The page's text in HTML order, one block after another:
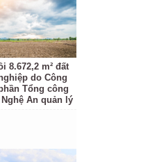
8.672,2 m² đất
do Công
Tổng công
An quản lý